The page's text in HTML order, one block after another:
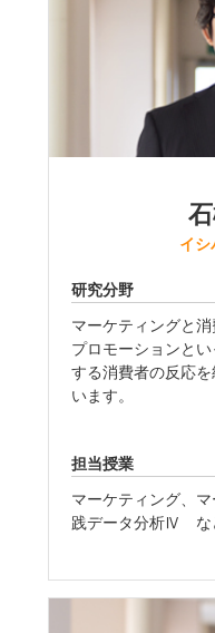
イ
研究分野
マーケティングと
プロモーションと
する消費者の反応
います。
担当授業
マーケティング、
践データ分析Ⅳ な